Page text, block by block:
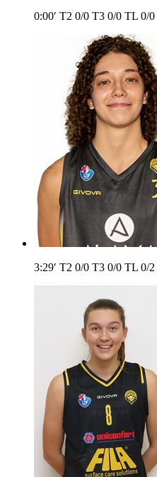
0:00′ T2 0/0 T3 0/0 TL 0/0
3:29′ T2 0/0 T3 0/0 TL 0/2